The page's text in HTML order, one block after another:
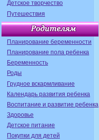
Детское творчество
Путешествия
Планирование беременности
Планирование пола ребенка
Беременность
Роды
Грудное вскармливание
Календарь развития ребенка
Воспитание и развитие ребенка
Здоровье
Детское питание
Покупки для детей